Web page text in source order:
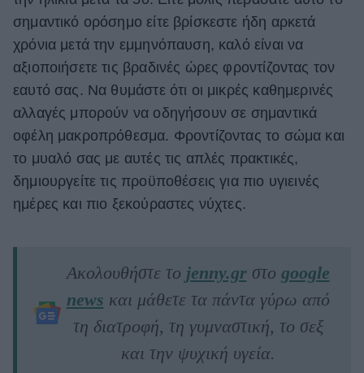
σημαντικό ορόσημο είτε βρίσκεστε ήδη αρκετά
χρόνια μετά την εμμηνόπαυση, καλό είναι να
αξιοποιήσετε τις βραδινές ώρες φροντίζοντας τον
εαυτό σας. Να θυμάστε ότι οι μικρές καθημερινές
αλλαγές μπορούν να οδηγήσουν σε σημαντικά
οφέλη μακροπρόθεσμα. Φροντίζοντας το σώμα και
το μυαλό σας με αυτές τις απλές πρακτικές,
δημιουργείτε τις προϋποθέσεις για πιο υγιεινές
ημέρες και πιο ξεκούραστες νύχτες.
Ακολουθήστε το jenny.grστο google
news και μάθετε τα πάντα γύρω από
τη διατροφή, τη γυμναστική, το σεξ
και την ψυχική υγεία.